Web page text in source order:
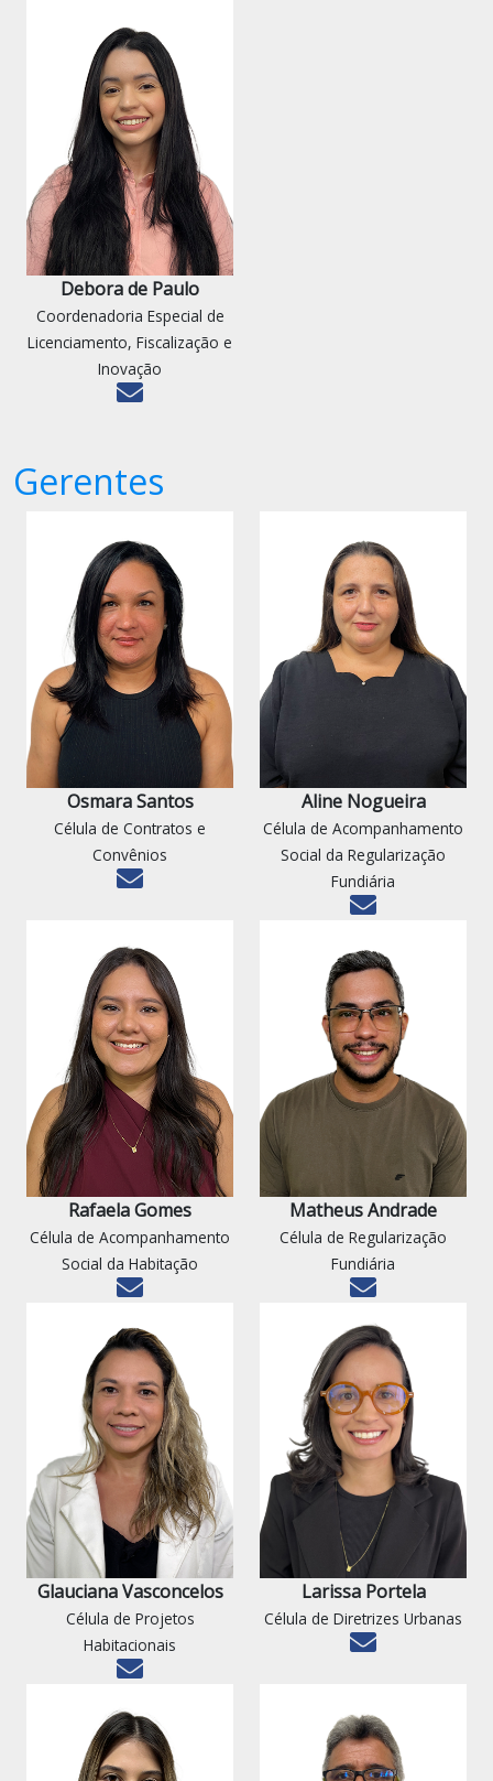
Debora de Paulo
Coordenadoria Especial de
Licenciamento, Fiscalização e
Inovação
Gerentes
Osmara Santos
Célula de Contratos e
Convênios
Aline Nogueira
Célula de Acompanhamento
Social da Regularização
Fundiária
Rafaela Gomes
Célula de Acompanhamento
Social da Habitação
Matheus Andrade
Célula de Regularização
Fundiária
Glauciana Vasconcelos
Célula de Projetos
Habitacionais
Larissa Portela
Célula de Diretrizes Urbanas